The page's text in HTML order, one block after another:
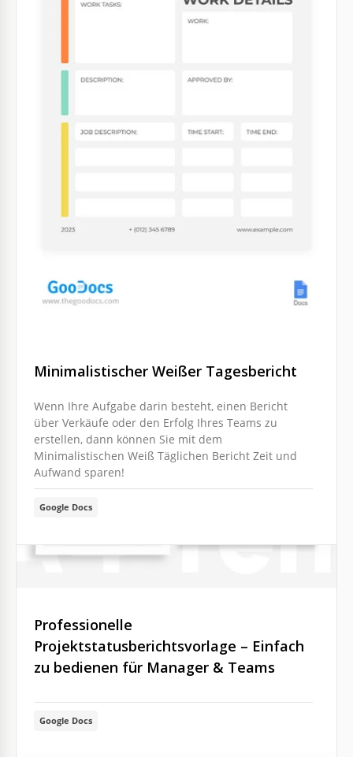
Professionelle
Projektstatusberichtsvorlage – Einfach
zu bedienen für Manager & Teams
Google Docs
Minimalistischer Weißer Tagesbericht
Wenn Ihre Aufgabe darin besteht, einen Bericht
über Verkäufe oder den Erfolg Ihres Teams zu
erstellen, dann können Sie mit dem
Minimalistischen Weiß Täglichen Bericht Zeit und
Aufwand sparen!
Google Docs